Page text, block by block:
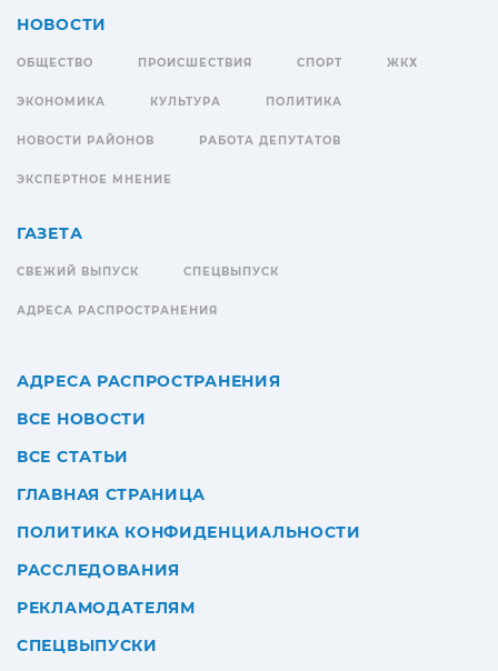
НОВОСТИ
ОБЩЕСТВО ПРОИСШЕСТВИЯ СПОРТ ЖКХ
ЭКОНОМИКА КУЛЬТУРА ПОЛИТИКА
НОВОСТИ РАЙОНОВ РАБОТА ДЕПУТАТОВ
ЭКСПЕРТНОЕ МНЕНИЕ
ГАЗЕТА
СВЕЖИЙ ВЫПУСК СПЕЦВЫПУСК
АДРЕСА РАСПРОСТРАНЕНИЯ
АДРЕСА РАСПРОСТРАНЕНИЯ
ВСЕ НОВОСТИ
ВСЕ СТАТЬИ
ГЛАВНАЯ СТРАНИЦА
ПОЛИТИКА КОНФИДЕНЦИАЛЬНОСТИ
РАССЛЕДОВАНИЯ
РЕКЛАМОДАТЕЛЯМ
СПЕЦВЫПУСКИ